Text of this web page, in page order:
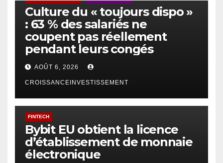
Culture du « toujours dispo »
: 63 % des salariés ne
coupent pas réellement
pendant leurs congés
AOÛT 6, 2026
CROISSANCEINVESTISSEMENT
FINTECH
Bybit EU obtient la licence
d’établissement de monnaie
électronique